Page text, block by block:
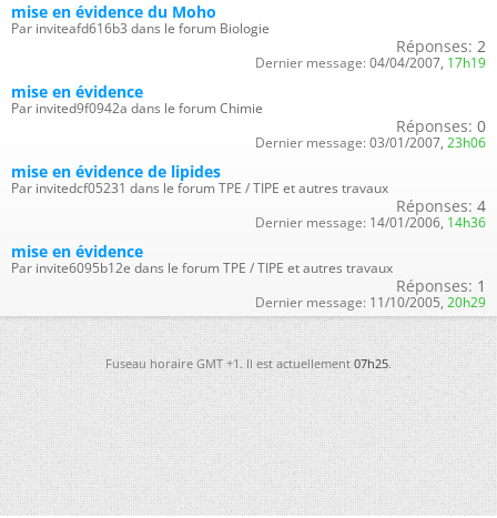
mise en évidence du Moho
Par inviteafd616b3 dans le forum Biologie
Réponses: 2
Dernier message: 04/04/2007, 17h19
mise en évidence
Par invited9f0942a dans le forum Chimie
Réponses: 0
Dernier message: 03/01/2007, 23h06
mise en évidence de lipides
Par invitedcf05231 dans le forum TPE / TIPE et autres travaux
Réponses: 4
Dernier message: 14/01/2006, 14h36
mise en évidence
Par invite6095b12e dans le forum TPE / TIPE et autres travaux
Réponses: 1
Dernier message: 11/10/2005, 20h29
Fuseau horaire GMT +1. Il est actuellement07h25.